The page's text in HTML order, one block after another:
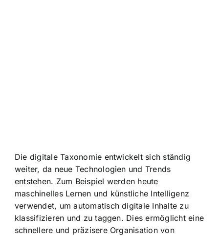
Die digitale Taxonomie entwickelt sich ständig
weiter, da neue Technologien und Trends
entstehen. Zum Beispiel werden heute
maschinelles Lernen und künstliche Intelligenz
verwendet, um automatisch digitale Inhalte zu
klassifizieren und zu taggen. Dies ermöglicht eine
schnellere und präzisere Organisation von